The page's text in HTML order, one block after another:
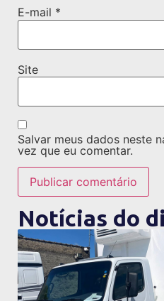
E-mail *
Site
Salvar meus dados neste
vez que eu comentar.
Notícias do
ir para notícia